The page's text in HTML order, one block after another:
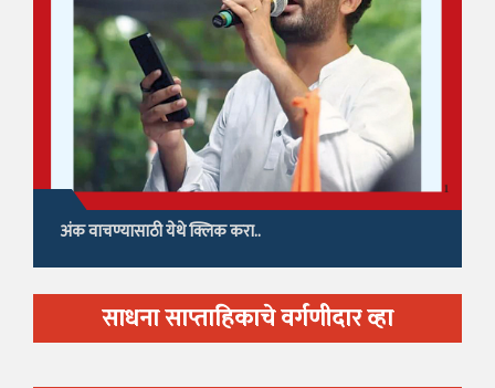
अंक वाचण्यासाठी येथे क्लिक करा..
साधना साप्ताहिकाचे वर्गणीदार व्हा